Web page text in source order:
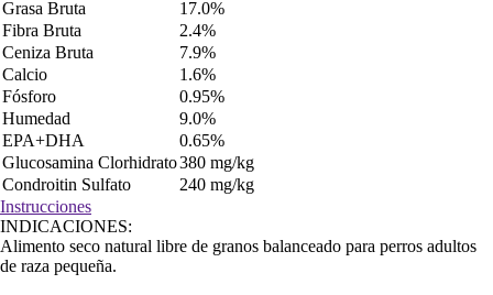
Grasa Bruta
17.0%
Fibra Bruta
2.4%
Ceniza Bruta
7.9%
Calcio
1.6%
Fósforo
0.95%
Humedad
9.0%
EPA+DHA
0.65%
Glucosamina Clorhidrato380 mg/kg
Condroitin Sulfato
240 mg/kg
Instrucciones
INDICACIONES:
Alimento seco natural libre de granos balanceado para perros adultos
de raza pequeña.